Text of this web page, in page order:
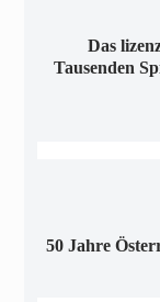
Das
Tausenden
50 Jahre